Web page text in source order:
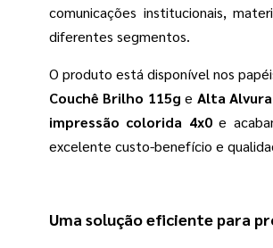
comunicações institucionais,
diferentes segmentos.
O produto está disponível nos
Couchê Brilho 115g e Alta
impressão colorida 4x0e
excelente custo-benefício e
Uma solução eficiente para